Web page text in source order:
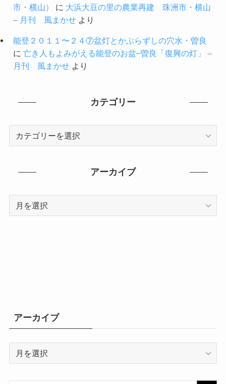
市・横山）
に 大浜大豆の里の農業再建 珠洲市・横山
– 月刊 風まかせより
能登２０１１〜２４⑦盆灯とかぶらずしの穴水・曽良
に 亡き人もよみがえる能登のお盆−曽良「復興の灯」 –
月刊 風まかせより
カテゴリー
アーカイブ
アーカイブ